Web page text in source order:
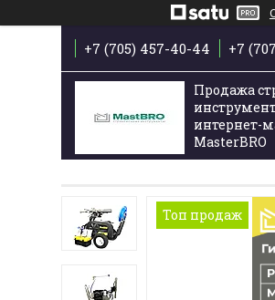
+7 (705) 457-40-44 +7
Продажа
интернет-
MasterBRO
Топ продаж